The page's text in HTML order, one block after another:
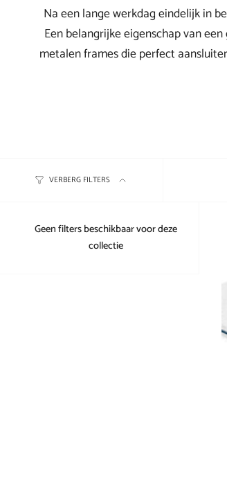
Na een lange werkdag eindelijk in
Een belangrijke eigenschap van
metalen frames die perfect
VERBERG FILTERS
Geen filters beschikbaar voor deze
collectie